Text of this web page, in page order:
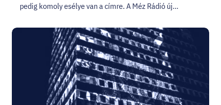
pedig komoly esélye van a címre. A Méz Rádió új…